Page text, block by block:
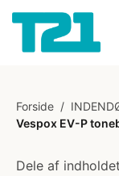
Forside /
Vespox EV-P
Dele af